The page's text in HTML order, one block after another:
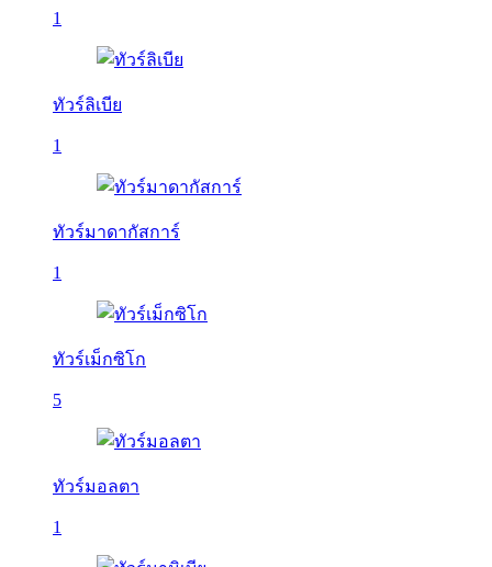
1
ทัวร์ลิเบีย
1
ทัวร์มาดากัสการ์
1
ทัวร์เม็กซิโก
5
ทัวร์มอลตา
1